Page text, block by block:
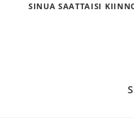
SINUA SAATTAISI